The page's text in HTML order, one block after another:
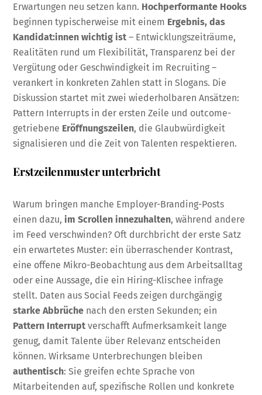
Erwartungen neu setzen kann. Hochperformante Hooks
beginnen typischerweise mit einem Ergebnis, das
Kandidat:innen wichtig ist – Entwicklungszeiträume,
Realitäten rund um Flexibilität, Transparenz bei der
Vergütung oder Geschwindigkeit im Recruiting –
verankert in konkreten Zahlen statt in Slogans. Die
Diskussion startet mit zwei wiederholbaren Ansätzen:
Pattern Interrupts in der ersten Zeile und outcome-
getriebene Eröffnungszeilen, die Glaubwürdigkeit
signalisieren und die Zeit von Talenten respektieren.
Erstzeilenmuster unterbricht
Warum bringen manche Employer-Branding-Posts
einen dazu,im Scrollen innezuhalten, während andere
im Feed verschwinden? Oft durchbricht der erste Satz
ein erwartetes Muster: ein überraschender Kontrast,
eine offene Mikro-Beobachtung aus dem Arbeitsalltag
oder eine Aussage, die ein Hiring-Klischee infrage
stellt. Daten aus Social Feeds zeigen durchgängig
starke Abbrüche nach den ersten Sekunden; ein
Pattern Interrupt verschafft Aufmerksamkeit lange
genug, damit Talente über Relevanz entscheiden
können. Wirksame Unterbrechungen bleiben
authentisch: Sie greifen echte Sprache von
Mitarbeitenden auf, spezifische Rollen und konkrete